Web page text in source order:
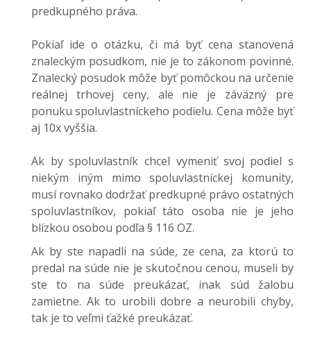
predkupného práva.
Pokiaľ ide o otázku, či má byť cena stanovená
znaleckým posudkom, nie je to zákonom povinné.
Znalecký posudok môže byť pomôckou na určenie
reálnej trhovej ceny, ale nie je záväzný pre
ponuku spoluvlastníckeho podielu. Cena môže byť
aj 10x vyššia.
Ak by spoluvlastník chcel vymeniť svoj podiel s
niekým iným mimo spoluvlastníckej komunity,
musí rovnako dodržať predkupné právo ostatných
spoluvlastníkov, pokiaľ táto osoba nie je jeho
blízkou osobou podľa § 116 OZ.
Ak by ste napadli na súde, ze cena, za ktorú to
predal na súde nie je skutočnou cenou, museli by
ste to na súde preukázať, inak súd žalobu
zamietne. Ak to urobili dobre a neurobili chyby,
tak je to veľmi ťažké preukázať.